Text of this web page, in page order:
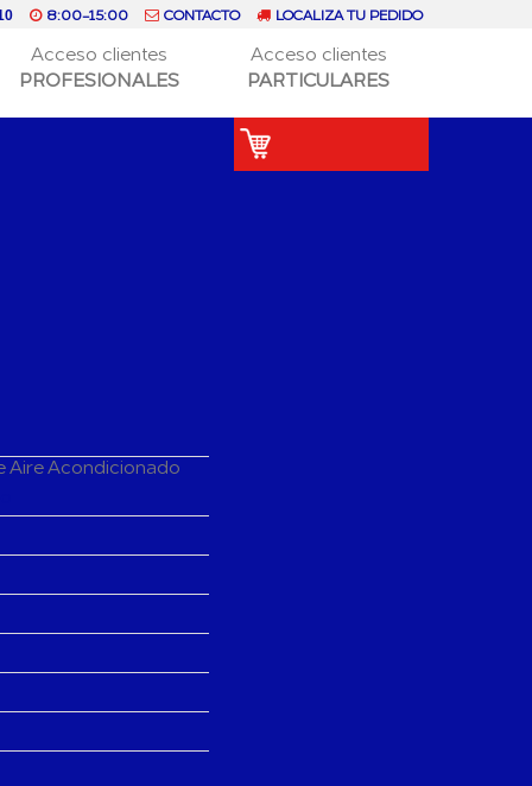
8:00-15:00 CONTACTO LOCALIZA TU PEDIDO
Acceso clientes
PROFESIONALES
Acceso clientes
PARTICULARES
Aire Acondicionado